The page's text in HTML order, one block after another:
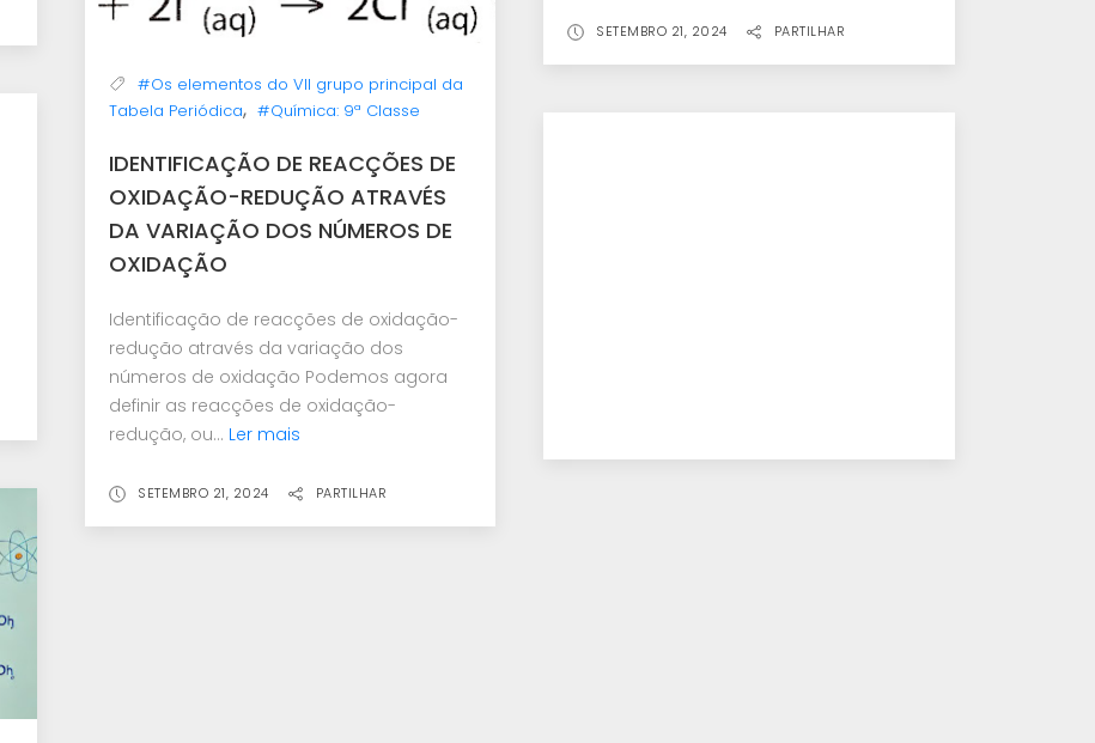
SETEMBRO 21, 2024 PARTILHAR
#Os elementos do VII grupo principal da
Tabela Periódica, #Química: 9ª Classe
IDENTIFICAÇÃO DE REACÇÕES DE
OXIDAÇÃO-REDUÇÃO ATRAVÉS
DA VARIAÇÃO DOS NÚMEROS DE
OXIDAÇÃO
Identificação de reacções de oxidação-
redução através da variação dos
números de oxidação Podemos agora
definir as reacções de oxidação-
redução, ou... Ler mais
SETEMBRO 21, 2024 PARTILHAR